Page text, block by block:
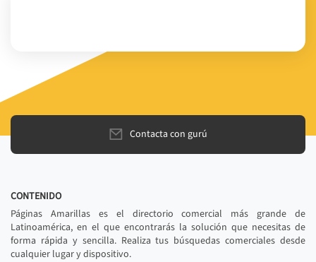
Contacta con gurú
CONTENIDO
Páginas Amarillas es el directorio comercial más grande de
Latinoamérica, en el que encontrarás la solución que necesitas de
forma rápida y sencilla. Realiza tus búsquedas comerciales desde
cualquier lugar y dispositivo.